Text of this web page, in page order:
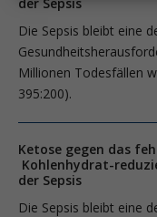
Die Sepsis bleibt eine
Millionen Todesfällen
395:200).
Ketose gegen das
Kohlenhydrat-
der Sepsis
Die Sepsis bleibt eine